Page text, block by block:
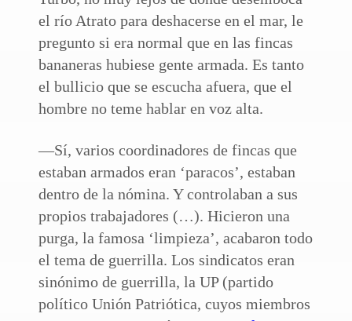
el río Atrato para deshacerse en el mar, le
pregunto si era normal que en las fincas
bananeras hubiese gente armada. Es tanto
el bullicio que se escucha afuera, que el
hombre no teme hablar en voz alta.
—Sí, varios coordinadores de fincas que
estaban armados eran ‘paracos’, estaban
dentro de la nómina. Y controlaban a sus
propios trabajadores (…). Hicieron una
purga, la famosa ‘limpieza’, acabaron todo
el tema de guerrilla. Los sindicatos eran
sinónimo de guerrilla, la UP (partido
político Unión Patriótica, cuyos miembros